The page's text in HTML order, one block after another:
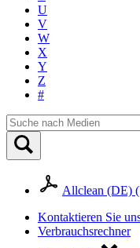
U
V
W
X
Y
Z
#
Allclean (DE)
Kontaktieren Sie
Verbrauchsrechner